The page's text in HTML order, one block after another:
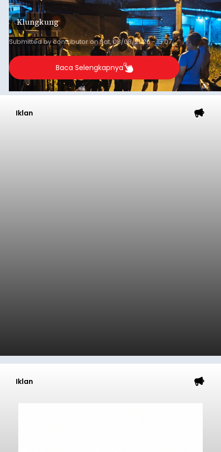
keributan di barat Pasar Galiran, peristiwa serupa
kini menimpa seorang pemuda asal Kabupaten
Sumba Barat Daya (SBD), Nusa Tenggara Timur
(NTT).
Klungkung
Submitted bycontributoronSat, 08/08/2026 - 13:07
Baca Selengkapnya
Iklan
Iklan